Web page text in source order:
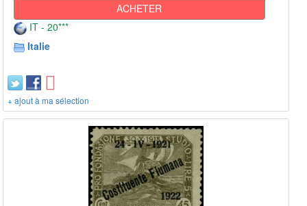
ACHETER
IT - 20***
Italie
+ ajout à ma sélection